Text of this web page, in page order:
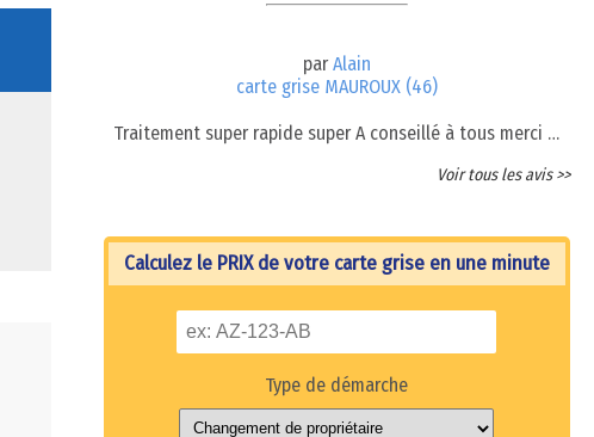
par Alain
carte grise MAUROUX (46)
Traitement super rapide super A conseillé à tous merci …
Voir tous les avis >>
Calculez le PRIX de votre carte grise en une minute
Type de démarche